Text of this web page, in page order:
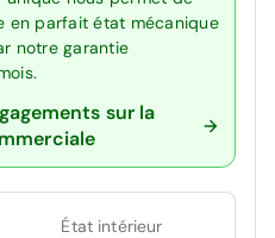
en parfait état mécanique
notre garantie
sur la
État intérieur